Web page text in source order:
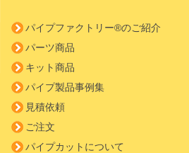
パイプファクトリー®のご紹介
パーツ商品
キット商品
パイプ製品事例集
見積依頼
ご注文
パイプカットについて